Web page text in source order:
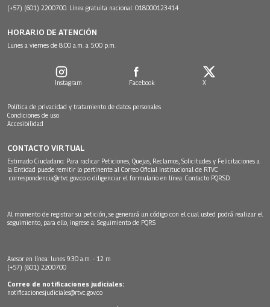
(+57) (601) 2200700. Línea gratuita nacional: 018000123414
HORARIO DE ATENCIÓN
Lunes a viernes de 8:00 a.m. a 5:00 p.m.
Instagram Facebook X
Política de privacidad y tratamiento de datos personales
Condiciones de uso
Accesibilidad
CONTACTO VIRTUAL
Estimado Ciudadano: Para radicar Peticiones, Quejas, Reclamos, Solicitudes y Felicitaciones a
la Entidad puede remitir lo pertinente al Correo Oficial Institucional de RTVC
correspondencia@rtvc.gov.co o diligenciar el formulario en línea: Contacto PQRSD.
Al momento de registrar su petición, se generará un código con el cual usted podrá realizar el
seguimiento, para ello, ingrese a: Seguimiento de PQRS
Asesor en línea: lunes 9:30 a.m. - 12 m
(+57) (601) 2200700
Correo de notificaciones judiciales:
notificacionesjudiciales@rtvc.gov.co